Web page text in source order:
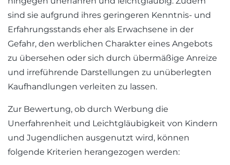
sind sie aufgrund ihres geringeren Kenntnis- und
Erfahrungsstands eher als Erwachsene in der
Gefahr, den werblichen Charakter eines Angebots
zu übersehen oder sich durch übermäßige Anreize
und irreführende Darstellungen zu unüberlegten
Kaufhandlungen verleiten zu lassen.
Zur Bewertung, ob durch Werbung die
Unerfahrenheit und Leichtgläubigkeit von Kindern
und Jugendlichen ausgenutzt wird, können
folgende Kriterien herangezogen werden: